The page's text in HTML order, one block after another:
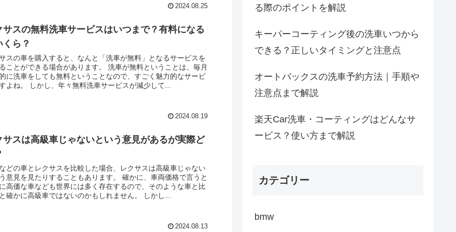
2024.08.25
サスの無料洗車サービスはいつまで？有料になる
くら？
スの車を購入すると、なんと「洗車が無料」となるサービスを
ことができる場合があります。 洗車が無料ということは、毎月
に洗車をしても無料ということなので、すごく魅力的なサービ
よね。 しかし、年々無料洗車サービスが減少して...
2024.08.19
サスは高級車じゃないという意見があるが実際ど
どの車とレクサスを比較した場合、レクサスは高級車じゃない
意見を見たりすることもあります。 確かに、車両価格で言うと
高価な車なども世界には多く存在するので、そのような車と比
確かに高級車ではないのかもしれません。 しかし...
2024.08.13
る際のポイントを解説
キーパーコーティング後の洗車いつから
できる？正しいタイミングと注意点
オートバックスの洗車予約方法｜手順や
注意点まで解説
楽天Car洗車・コーティングはどんなサ
ービス？使い方まで解説
カテゴリー
bmw